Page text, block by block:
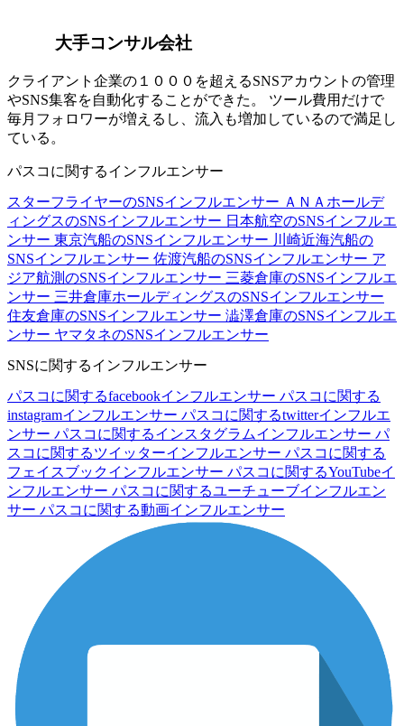
大手コンサル会社
クライアント企業の１０００を超えるSNSアカウントの管理
やSNS集客を自動化することができた。 ツール費用だけで
毎月フォロワーが増えるし、流入も増加しているので満足し
ている。
パスコに関するインフルエンサー
スターフライヤーのSNSインフルエンサー ＡＮＡホールデ
ィングスのSNSインフルエンサー 日本航空のSNSインフルエ
ンサー 東京汽船のSNSインフルエンサー 川崎近海汽船の
SNSインフルエンサー 佐渡汽船のSNSインフルエンサー ア
ジア航測のSNSインフルエンサー 三菱倉庫のSNSインフルエ
ンサー 三井倉庫ホールディングスのSNSインフルエンサー
住友倉庫のSNSインフルエンサー 澁澤倉庫のSNSインフルエ
ンサー ヤマタネのSNSインフルエンサー
SNSに関するインフルエンサー
パスコに関するfacebookインフルエンサー パスコに関する
instagramインフルエンサー パスコに関するtwitterインフルエ
ンサー パスコに関するインスタグラムインフルエンサー パ
スコに関するツイッターインフルエンサー パスコに関する
フェイスブックインフルエンサー パスコに関するYouTubeイ
ンフルエンサー パスコに関するユーチューブインフルエン
サー パスコに関する動画インフルエンサー